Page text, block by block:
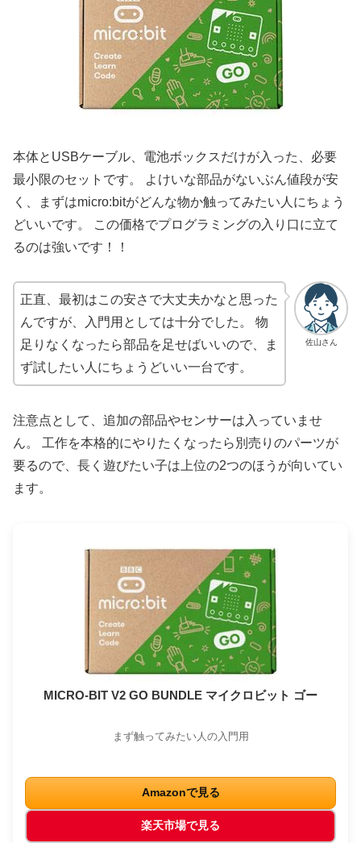
本体とUSBケーブル、電池ボックスだけが入った、必要
最小限のセットです。 よけいな部品がないぶん値段が安
く、まずはmicro:bitがどんな物か触ってみたい人にちょう
どいいです。 この価格でプログラミングの入り口に立て
るのは強いです！！
佐山さん
正直、最初はこの安さで大丈夫かなと思った
んですが、入門用としては十分でした。 物
足りなくなったら部品を足せばいいので、ま
ず試したい人にちょうどいい一台です。
注意点として、追加の部品やセンサーは入っていませ
ん。 工作を本格的にやりたくなったら別売りのパーツが
要るので、長く遊びたい子は上位の2つのほうが向いてい
ます。
MICRO-BIT V2 GO BUNDLE マイクロビット ゴー
まず触ってみたい人の入門用
Amazonで見る
楽天市場で見る